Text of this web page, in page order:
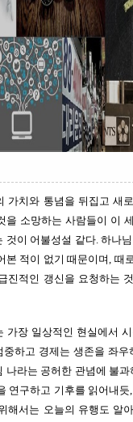
가치와 통념을 뒤집고 새
을 소망하는 사람들이 이
것이 어불성설 같다.하나
본 적이 없기 때문이며, 때
진적인 갱신을 요청하는
가장 일상적인 현실에서
하고 경제는 생존을 좌우
나라는 공허한 관념에 불과
연구하고 기후를 읽어내듯,
해서는 오늘의 유행도 알